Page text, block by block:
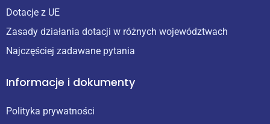
Dotacje z UE
Zasady działania dotacji w różnych województwach
Najczęściej zadawane pytania
Informacje i dokumenty
Polityka prywatności